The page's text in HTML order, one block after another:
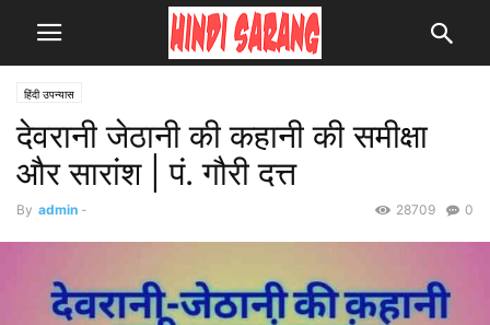
हिंदी उपन्यास
देवरानी जेठानी की कहानी की समीक्षा
और सारांश | पं. गौरी दत्त
By admin - 0
28709